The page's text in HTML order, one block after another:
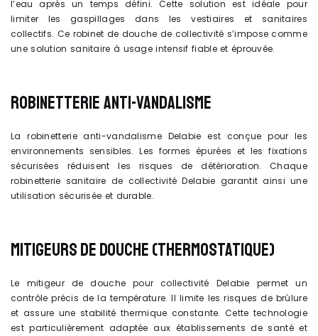
l’eau après un temps défini. Cette solution est idéale pour
limiter les gaspillages dans les vestiaires et sanitaires
collectifs. Ce robinet de douche de collectivité s’impose comme
une solution sanitaire à usage intensif fiable et éprouvée.
ROBINETTERIE ANTI-VANDALISME
La robinetterie anti-vandalisme Delabie est conçue pour les
environnements sensibles. Les formes épurées et les fixations
sécurisées réduisent les risques de détérioration. Chaque
robinetterie sanitaire de collectivité Delabie garantit ainsi une
utilisation sécurisée et durable.
MITIGEURS DE DOUCHE (THERMOSTATIQUE)
Le mitigeur de douche pour collectivité Delabie permet un
contrôle précis de la température. Il limite les risques de brûlure
et assure une stabilité thermique constante. Cette technologie
est particulièrement adaptée aux établissements de santé et